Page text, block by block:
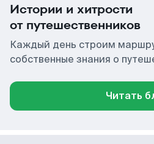
Истории и хитрости
от путешественников
Каждый день строим
собственные знания о
Читать